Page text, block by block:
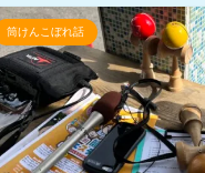
筒けんこぼれ話